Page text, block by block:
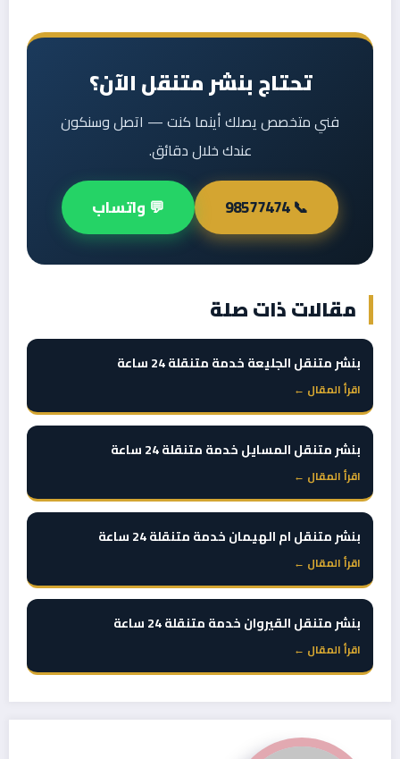
تحتاج بنشر متنقل الآن؟
فني متخصص يصلك أينما كنت — اتصل وسنكون
عندك خلال دقائق.
📞 98577474 💬 واتساب
مقالات ذات صلة
بنشر متنقل الجليعة خدمة متنقلة 24 ساعة
اقرأ المقال ←
بنشر متنقل المسايل خدمة متنقلة 24 ساعة
اقرأ المقال ←
بنشر متنقل ام الهيمان خدمة متنقلة 24 ساعة
اقرأ المقال ←
بنشر متنقل القيروان خدمة متنقلة 24 ساعة
اقرأ المقال ←